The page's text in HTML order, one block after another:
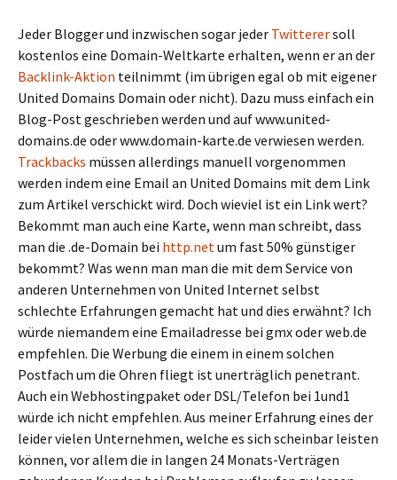
Jeder Blogger und inzwischen sogar jeder Twitterersoll
kostenlos eine Domain-Weltkarte erhalten, wenn er an der
Backlink-Aktion teilnimmt (im übrigen egal ob mit eigener
United Domains Domain oder nicht). Dazu muss einfach ein
Blog-Post geschrieben werden und auf www.united-
domains.de oder www.domain-karte.de verwiesen werden.
Trackbacks müssen allerdings manuell vorgenommen
werden indem eine Email an United Domains mit dem Link
zum Artikel verschickt wird. Doch wieviel ist ein Link wert?
Bekommt man auch eine Karte, wenn man schreibt, dass
man die .de-Domain bei http.netum fast 50% günstiger
bekommt? Was wenn man man die mit dem Service von
anderen Unternehmen von United Internet selbst
schlechte Erfahrungen gemacht hat und dies erwähnt? Ich
würde niemandem eine Emailadresse bei gmx oder web.de
empfehlen. Die Werbung die einem in einem solchen
Postfach um die Ohren fliegt ist unerträglich penetrant.
Auch ein Webhostingpaket oder DSL/Telefon bei 1und1
würde ich nicht empfehlen. Aus meiner Erfahrung eines der
leider vielen Unternehmen, welche es sich scheinbar leisten
können, vor allem die in langen 24 Monats-Verträgen